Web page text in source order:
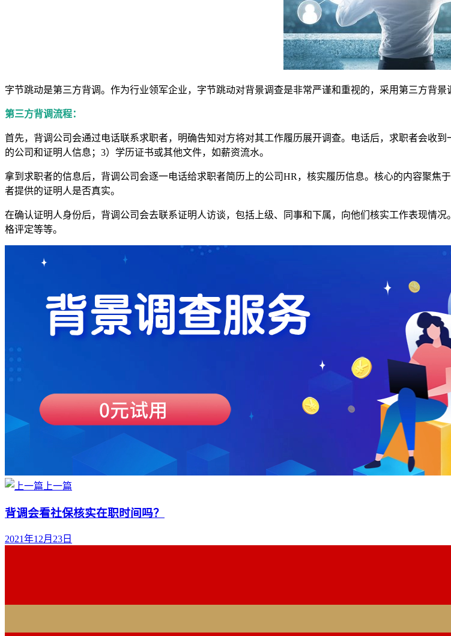
字节跳动是第三方背调。作为行业领军企业，字节跳动对背景调查是非常严谨和重视的，采用第三方背
第三方背调流程：
首先，背调公司会通过电话联系求职者，明确告知对方将对其工作履历展开调查。电话后，求职者会收
的公司和证明人信息；3）学历证书或其他文件，如薪资流水。
拿到求职者的信息后，背调公司会逐一电话给求职者简历上的公司HR，核实履历信息。核心的内容聚
者提供的证明人是否真实。
在确认证明人身份后，背调公司会去联系证明人访谈，包括上级、同事和下属，向他们核实工作表现情
格评定等等。
上一篇
背调会看社保核实在职时间吗？
2021年12月23日